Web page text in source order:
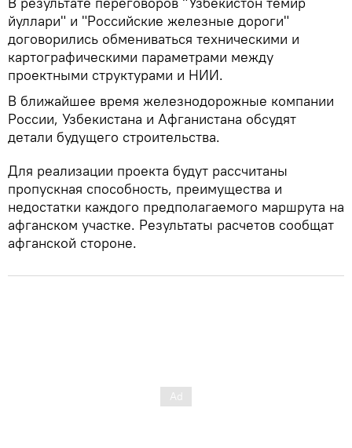
йуллари" и "Российские железные дороги"
договорились обмениваться техническими и
картографическими параметрами между
проектными структурами и НИИ.
В ближайшее время железнодорожные компании
России, Узбекистана и Афганистана обсудят
детали будущего строительства.
Для реализации проекта будут рассчитаны
пропускная способность, преимущества и
недостатки каждого предполагаемого маршрута на
афганском участке. Результаты расчетов сообщат
афганской стороне.